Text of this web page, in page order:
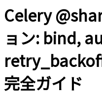
Celery
ョン: bind,
完全ガイド